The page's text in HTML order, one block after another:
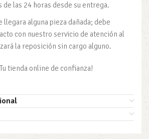
de las 24 horas desde su entrega.
llegara alguna pieza dañada; debe
con nuestro servicio de atención al
la reposición sin cargo alguno.
tienda online de confianza!